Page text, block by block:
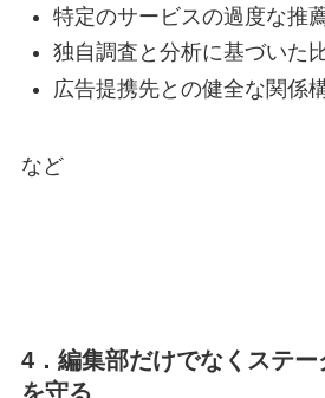
特定のサービスの過度な推
独自調査と分析に基づいた
広告提携先との健全な関係
など
4．編集部だけでなくステ
を守る